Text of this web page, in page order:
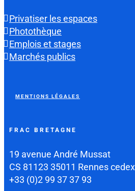
Privatiser les espaces
Photothèque
Emplois et stages
Marchés publics
MENTIONS LÉGALES
FRAC BRETAGNE
19 avenue André Mussat
CS 81123 35011 Rennes cedex
+33 (0)2 99 37 37 93